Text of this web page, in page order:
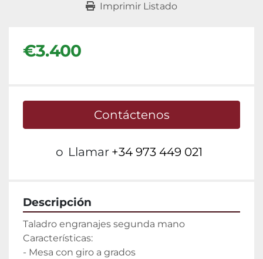
Imprimir Listado
€3.400
Contáctenos
o Llamar +34 973 449 021
Descripción
Taladro engranajes segunda mano
Características:
- Mesa con giro a grados